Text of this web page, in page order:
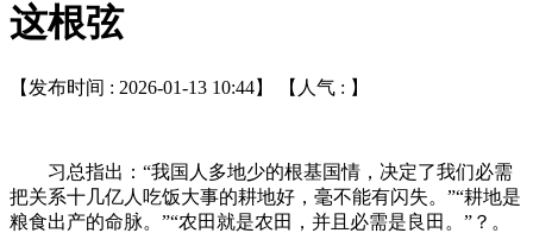
这根弦
【发布时间 : 2026-01-13 10:44】 【人气 : 】
习总指出：“我国人多地少的根基国情，决定了我们必需
把关系十几亿人吃饭大事的耕地好，毫不能有闪失。”“耕地是
粮食出产的命脉。”“农田就是农田，并且必需是良田。”？。